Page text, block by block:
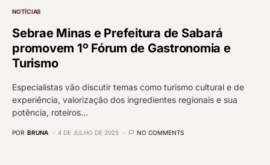
NOTÍCIAS
Sebrae Minas e Prefeitura de Sabará
promovem 1º Fórum de Gastronomia e
Turismo
Especialistas vão discutir temas como turismo cultural e de
experiência, valorização dos ingredientes regionais e sua
potência, roteiros…
POR BRUNA 4 DE JULHO DE 2025 NO COMMENTS